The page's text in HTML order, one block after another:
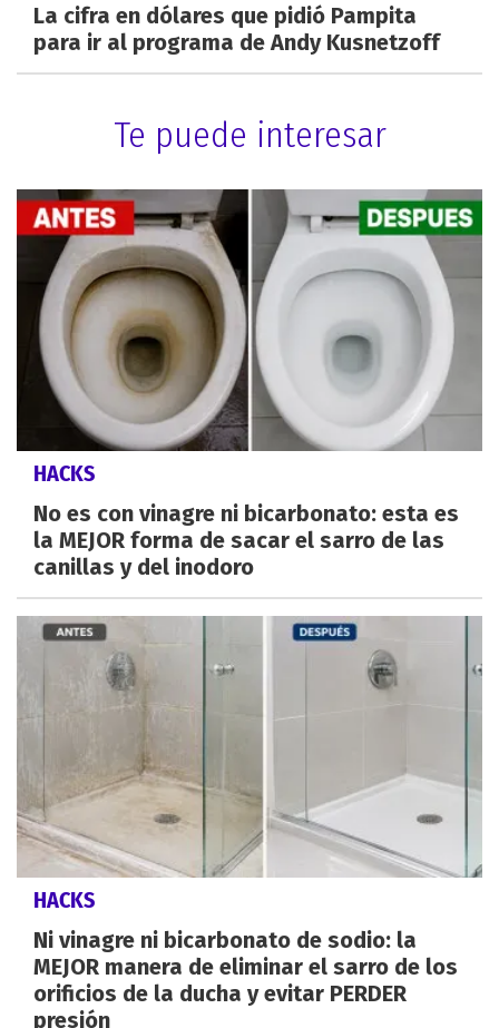
La cifra en dólares que pidió Pampita
para ir al programa de Andy Kusnetzoff
Te puede interesar
HACKS
No es con vinagre ni bicarbonato: esta es
la MEJOR forma de sacar el sarro de las
canillas y del inodoro
HACKS
Ni vinagre ni bicarbonato de sodio: la
MEJOR manera de eliminar el sarro de los
orificios de la ducha y evitar PERDER
presión